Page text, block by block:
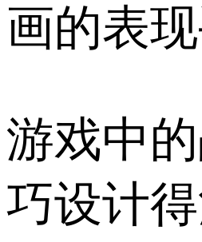
画的表
游戏中
巧设计